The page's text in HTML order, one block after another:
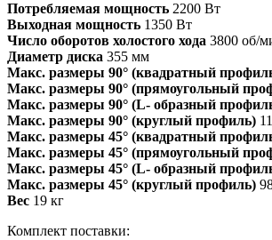
Потребляемая мощность 2200 Вт
Выходная мощность 1350 Вт
Число оборотов холостого хода 3800 об/
Диаметр диска 355 мм
Макс. размеры 90° (квадратный
Макс. размеры 90° (прямоугольный
Макс. размеры 90° (L- образный
Макс. размеры 90° (круглый профиль)
Макс. размеры 45° (квадратный
Макс. размеры 45° (прямоугольный
Макс. размеры 45° (L- образный
Макс. размеры 45° (круглый профиль)
Вес 19 кг
Комплект поставки: